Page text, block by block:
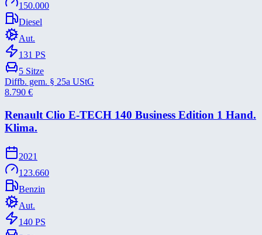
150.000
Diesel
Aut.
131 PS
5 Sitze
Diffb. gem. § 25a UStG
8.790 €
Renault Clio E-​TECH 140 Business Edition 1 Hand.
Klima.
2021
123.660
Benzin
Aut.
140 PS